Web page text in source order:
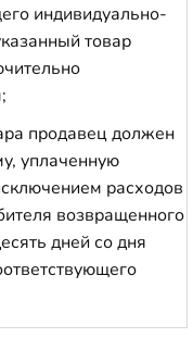
индивидуально-
товар
продавец должен
уплаченную
расходов
возвращенного
дней со дня